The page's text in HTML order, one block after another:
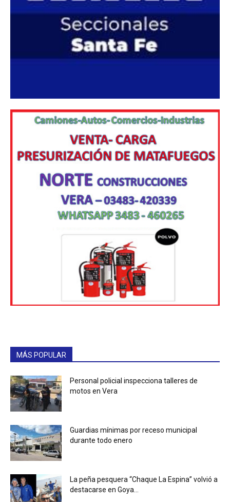
MÁS POPULAR
Personal policial inspecciona talleres de
motos en Vera
Guardias mínimas por receso municipal
durante todo enero
La peña pesquera “Chaque La Espina” volvió a
destacarse en Goya...